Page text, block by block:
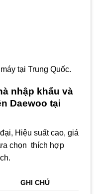
tại Trung Quốc.
nhập khẩu và
Daewoo tại
Hiệu suất cao, giá
chọn thích hợp
GHI CHÚ